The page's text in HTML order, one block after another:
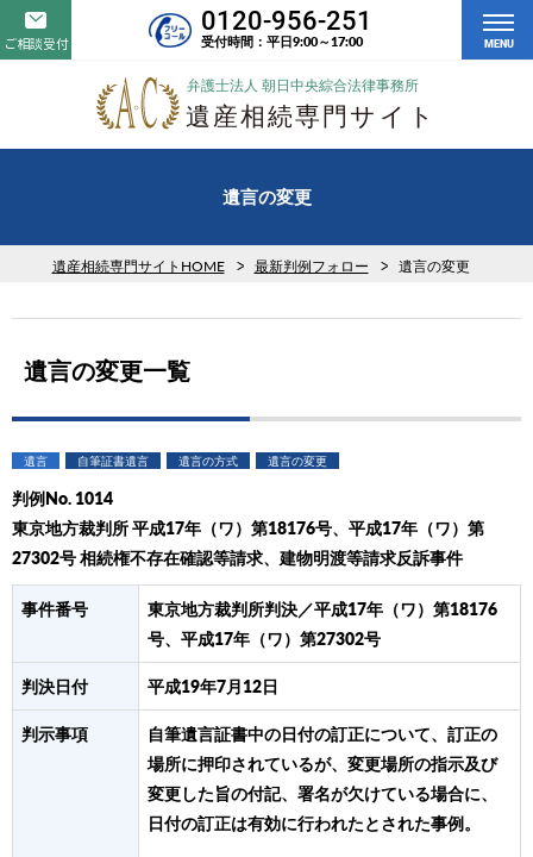
ご相談受付
0120-956-251
受付時間：平日9:00～17:00 MENU
遺言の変更
遺産相続専門サイトHOME 最新判例フォロー 遺言の変更
遺言の変更一覧
遺言 自筆証書遺言 遺言の方式 遺言の変更
判例No. 1014
東京地方裁判所 平成17年（ワ）第18176号、平成17年（ワ）第
27302号 相続権不存在確認等請求、建物明渡等請求反訴事件
事件番号
東京地方裁判所判決／平成17年（ワ）第18176
号、平成17年（ワ）第27302号
判決日付 平成19年7月12日
判示事項
自筆遺言証書中の日付の訂正について、訂正の
場所に押印されているが、変更場所の指示及び
変更した旨の付記、署名が欠けている場合に、
日付の訂正は有効に行われたとされた事例。